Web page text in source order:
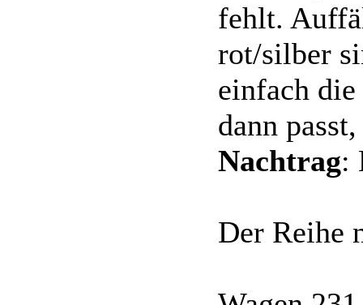
fehlt.
rot/silber
einfach
dann
Nachtrag:
Der Reihe